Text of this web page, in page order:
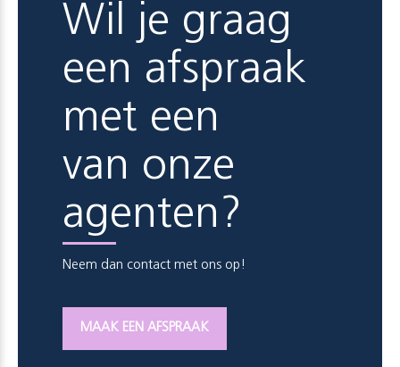
Wil je graag
een afspraak
met een
van onze
agenten?
Neem dan contact met ons op!
MAAK EEN AFSPRAAK